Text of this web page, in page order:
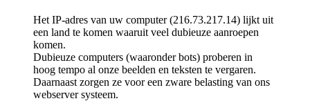
Het IP-adres van uw computer (216.73.217.14) lijkt uit
een land te komen waaruit veel dubieuze aanroepen
komen.
Dubieuze computers (waaronder bots) proberen in
hoog tempo al onze beelden en teksten te vergaren.
Daarnaast zorgen ze voor een zware belasting van ons
webserver systeem.